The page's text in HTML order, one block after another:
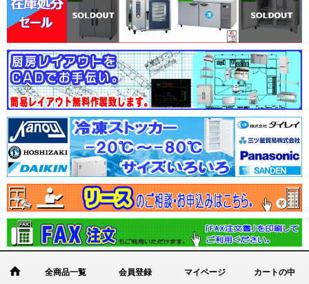
全商品一覧 会員登録 マイページ カートの中